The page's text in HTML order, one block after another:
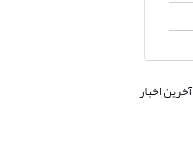
آخرین اخبار